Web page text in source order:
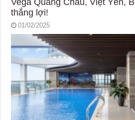
thắng lợi!
01/02/2025